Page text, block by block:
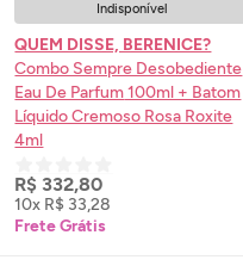
Indisponível
QUEM DISSE, BERENICE?
Combo Sempre Desobediente
Eau De Parfum100ml + Batom
Líquido Cremoso Rosa Roxite
4ml
R$ 332,80
10x R$ 33,28
Frete Grátis